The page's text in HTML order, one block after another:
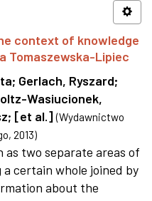
context of knowledge
Tomaszewska-Lipiec
; Gerlach, Ryszard;
Wasiucionek,
; [et al.] (Wydawnictwo
, 2013)
as two separate areas of
certain whole joined by
about the